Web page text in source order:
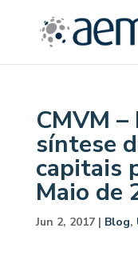
CMVM
síntese
capitais
Maio de
Jun 2, 2017| Blog,